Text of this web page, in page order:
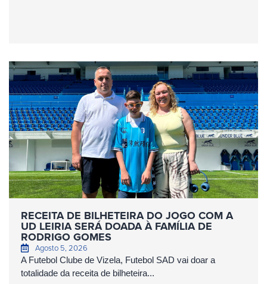
RECEITA DE BILHETEIRA DO JOGO COM A
UD LEIRIA SERÁ DOADA À FAMÍLIA DE
RODRIGO GOMES
Agosto 5, 2026
A Futebol Clube de Vizela, Futebol SAD vai doar a
totalidade da receita de bilheteira...